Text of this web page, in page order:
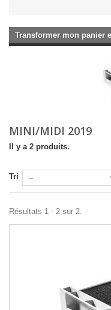
Transformer mon panier
MINI/MIDI 2019
Il y a 2 produits.
Tri
Résultats 1 - 2 sur 2.